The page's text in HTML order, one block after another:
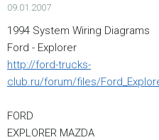
09.01.2007
1994 System Wiring Diagrams
Ford - Explorer
http://ford-trucks-
club.ru/forum/files/
FORD
EXPLORER MAZDA